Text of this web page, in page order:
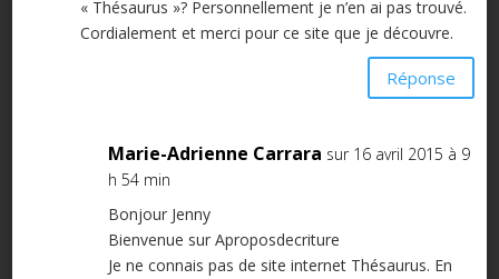
« Thésaurus »? Personnellement je n’en ai pas trouvé.
Cordialement et merci pour ce site que je découvre.
Réponse
Marie-Adrienne Carrara sur 16 avril 2015 à 9
h 54 min
Bonjour Jenny
Bienvenue sur Aproposdecriture
Je ne connais pas de site internet Thésaurus. En